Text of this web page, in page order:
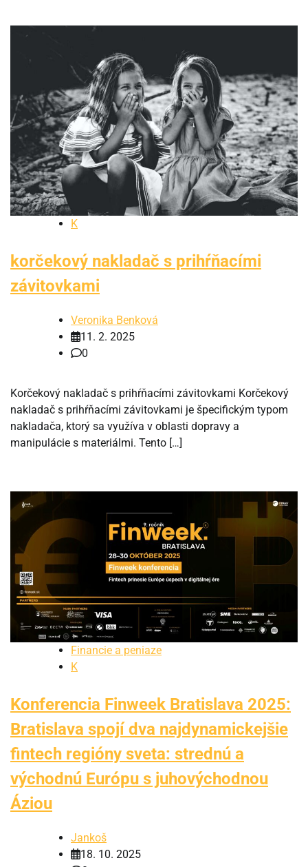
K
korčekový nakladač s prihŕňacími
závitovkami
Veronika Benková
11. 2. 2025
0
Korčekový nakladač s prihŕňacími závitovkami Korčekový
nakladač s prihŕňacími závitovkami je špecifickým typom
nakladača, ktorý sa využíva v oblasti dopravy a
manipulácie s materiálmi. Tento […]
Financie a peniaze
K
Konferencia Finweek Bratislava 2025:
Bratislava spojí dva najdynamickejšie
fintech regióny sveta: strednú a
východnú Európu s juhovýchodnou
Áziou
Jankoš
18. 10. 2025